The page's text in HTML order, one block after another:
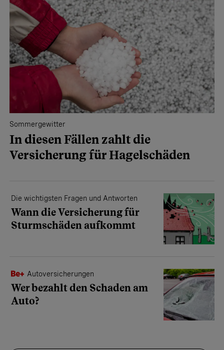
Sommergewitter
In diesen Fällen zahlt die
Versicherung für Hagel­schäden
Die wichtigsten Fragen und Antworten
Wann die Versicherung für
Sturm­schäden aufkommt
Autoversicherungen
Wer bezahlt den Schaden am
Auto?